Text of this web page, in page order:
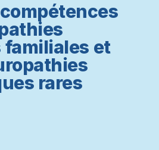
familiales et
rares